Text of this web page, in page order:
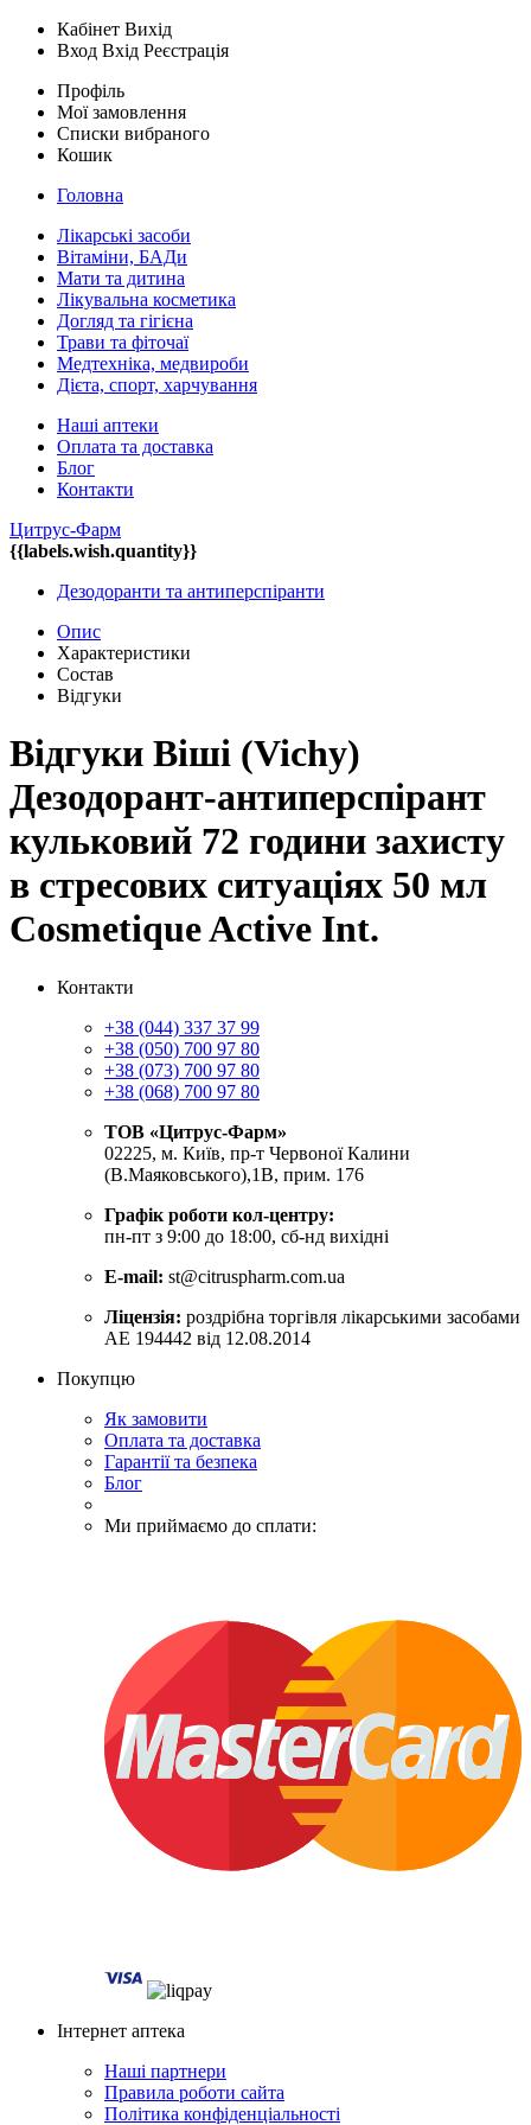
Кабінет Вихід
Вход Вхід Реєстрація
Профіль
Мої замовлення
Списки вибраного
Кошик
Головна
Лікарські засоби
Вітаміни, БАДи
Мати та дитина
Лікувальна косметика
Догляд та гігієна
Трави та фіточаї
Медтехніка, медвироби
Дієта, спорт, харчування
Наші аптеки
Оплата та доставка
Блог
Контакти
Цитрус-Фарм
{{labels.wish.quantity}}
Дезодоранти та антиперспіранти
Опис
Характеристики
Состав
Відгуки
Відгуки Віші (Vichy)
Дезодорант-антиперспірант
кульковий 72 години захисту
в стресових ситуаціях 50 мл
Cosmetique Active Int.
Контакти
+38 (044) 337 37 99
+38 (050) 700 97 80
+38 (073) 700 97 80
+38 (068) 700 97 80
ТОВ «Цитрус-Фарм»
02225, м. Київ, пр-т Червоної Калини
(В.Маяковського),1В, прим. 176
Графік роботи кол-центру:
пн-пт з 9:00 до 18:00, сб-нд вихідні
E-mail: st@citruspharm.com.ua
Ліцензія: роздрібна торгівля лікарськими засобами
АЕ 194442 від 12.08.2014
Покупцю
Як замовити
Оплата та доставка
Гарантії та безпека
Блог
Ми приймаємо до сплати:
Інтернет аптека
Наші партнери
Правила роботи сайта
Політика конфіденціальності